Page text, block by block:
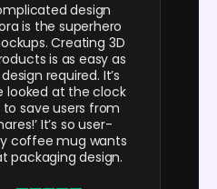
design
is the superhero
Creating 3D
is as easy as
required. It’s
looked at the clock
to save users from
It’s so user-
coffee mug wants
packaging design.